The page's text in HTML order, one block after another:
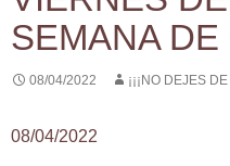
SEMANA
08/04/2022 ¡¡¡NO DEJES
08/04/2022